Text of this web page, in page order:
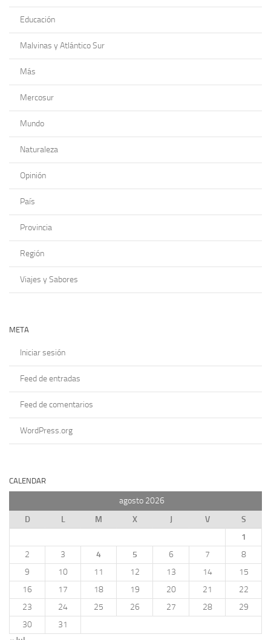
Educación
Malvinas y Atlántico Sur
Más
Mercosur
Mundo
Naturaleza
Opinión
País
Provincia
Región
Viajes y Sabores
META
Iniciar sesión
Feed de entradas
Feed de comentarios
WordPress.org
CALENDAR
agosto 2026
D
L M X J V
S
1
2
3 4 5 6 7
8
9
10 11 12 13 14
15
16
17 18 19 20 21
22
23
24 25 26 27 28
29
30
31